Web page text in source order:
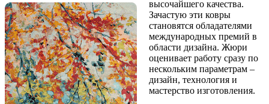
высочайшего качества.
Зачастую эти ковры
становятся обладателями
международных премий в
области дизайна. Жюри
оценивает работу сразу по
нескольким параметрам –
дизайн, технология и
мастерство изготовления.